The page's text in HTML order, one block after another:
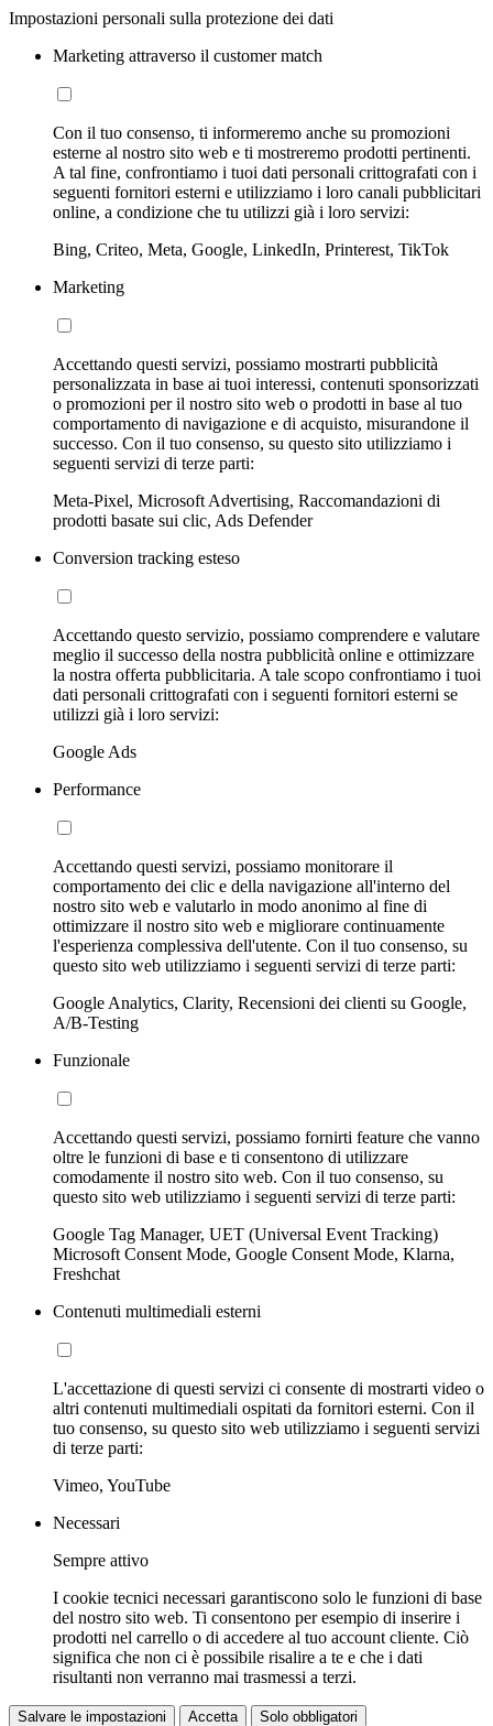
Impostazioni personali sulla protezione dei dati
Marketing attraverso il customer match
Con il tuo consenso, ti informeremo anche su promozioni
esterne al nostro sito web e ti mostreremo prodotti pertinenti.
A tal fine, confrontiamo i tuoi dati personali crittografati con i
seguenti fornitori esterni e utilizziamo i loro canali pubblicitari
online, a condizione che tu utilizzi già i loro servizi:
Bing, Criteo, Meta, Google, LinkedIn, Printerest, TikTok
Marketing
Accettando questi servizi, possiamo mostrarti pubblicità
personalizzata in base ai tuoi interessi, contenuti sponsorizzati
o promozioni per il nostro sito web o prodotti in base al tuo
comportamento di navigazione e di acquisto, misurandone il
successo. Con il tuo consenso, su questo sito utilizziamo i
seguenti servizi di terze parti:
Meta-Pixel, Microsoft Advertising, Raccomandazioni di
prodotti basate sui clic, Ads Defender
Conversion tracking esteso
Accettando questo servizio, possiamo comprendere e valutare
meglio il successo della nostra pubblicità online e ottimizzare
la nostra offerta pubblicitaria. A tale scopo confrontiamo i tuoi
dati personali crittografati con i seguenti fornitori esterni se
utilizzi già i loro servizi:
Google Ads
Performance
Accettando questi servizi, possiamo monitorare il
comportamento dei clic e della navigazione all'interno del
nostro sito web e valutarlo in modo anonimo al fine di
ottimizzare il nostro sito web e migliorare continuamente
l'esperienza complessiva dell'utente. Con il tuo consenso, su
questo sito web utilizziamo i seguenti servizi di terze parti:
Google Analytics, Clarity, Recensioni dei clienti su Google,
A/B-Testing
Funzionale
Accettando questi servizi, possiamo fornirti feature che vanno
oltre le funzioni di base e ti consentono di utilizzare
comodamente il nostro sito web. Con il tuo consenso, su
questo sito web utilizziamo i seguenti servizi di terze parti:
Google Tag Manager, UET (Universal Event Tracking)
Microsoft Consent Mode, Google Consent Mode, Klarna,
Freshchat
Contenuti multimediali esterni
L'accettazione di questi servizi ci consente di mostrarti video o
altri contenuti multimediali ospitati da fornitori esterni. Con il
tuo consenso, su questo sito web utilizziamo i seguenti servizi
di terze parti:
Vimeo, YouTube
Necessari
Sempre attivo
I cookie tecnici necessari garantiscono solo le funzioni di base
del nostro sito web. Ti consentono per esempio di inserire i
prodotti nel carrello o di accedere al tuo account cliente. Ciò
significa che non ci è possibile risalire a te e che i dati
risultanti non verranno mai trasmessi a terzi.
Salvare le impostazioni Accetta Solo obbligatori